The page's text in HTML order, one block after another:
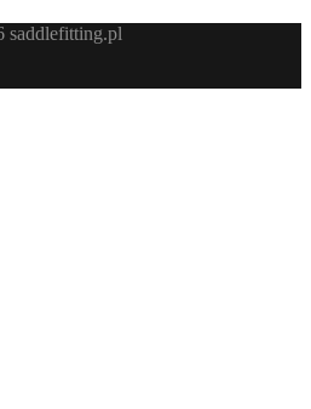
saddlefitting.pl